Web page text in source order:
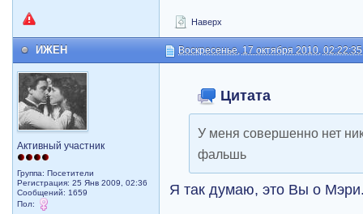
Наверх
ИЖЕН Воскресенье, 17 октября 2010, 02:22:35
Активный участник
Группа: Посетители
Регистрация: 25 Янв 2009, 02:36
Сообщений: 1659
Пол:
Цитата
У меня совершенно нет
фальшь
Я так думаю, это Вы о